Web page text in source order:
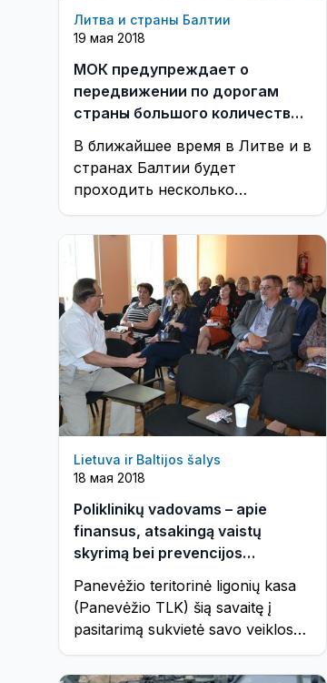
Литва и страны Балтии
19 мая 2018
МОК предупреждает о
передвижении по дорогам
страны большого количества
военной техники
В ближайшее время в Литве и в
странах Балтии будет
проходить несколько
широкомасштабных военных
учений, укрепляющих
безопасность региона
Lietuva ir Baltijos šalys
18 мая 2018
Poliklinikų vadovams – apie
finansus, atsakingą vaistų
skyrimą bei prevencijos
Panevėžio teritorinė ligonių kasa
(Panevėžio TLK) šią savaitę į
pasitarimą sukvietė savo veiklos
zonos pirminių asmens sveikatos
priežiūros įstaigų (PASPĮ) ...